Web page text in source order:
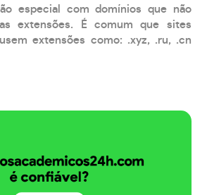
especial com domínios que não
extensões. É comum que sites
extensões como: .xyz, .ru, .cn